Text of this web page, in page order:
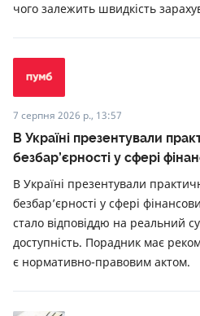
чого залежить швидкість
7 серпня 2026 р., 13:57
В Україні презентували
безбар’єрності у сфері
В Україні презентували
безбар’єрності у сфері
стало відповіддю на реальний
доступність. Порадник має
є нормативно-правовим актом.